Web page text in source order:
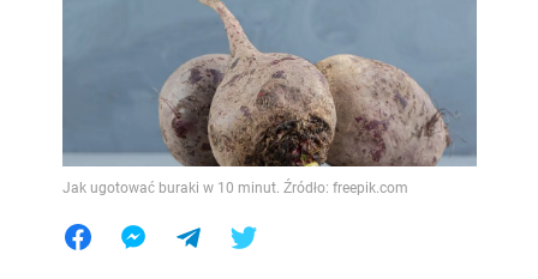
Jak ugotować buraki w 10 minut. Źródło: freepik.com